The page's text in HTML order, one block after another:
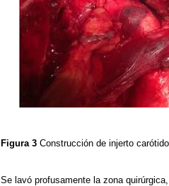
Figura 3 Construcción de injerto
Se lavó profusamente la zona